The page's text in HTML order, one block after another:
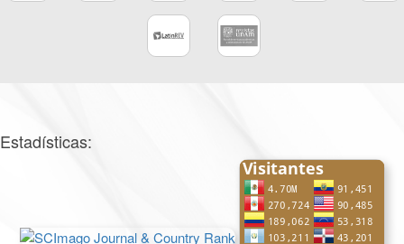
Estadísticas: